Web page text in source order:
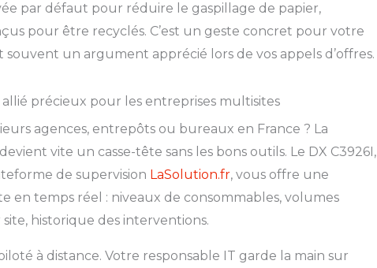
par défaut pour réduire le gaspillage de papier,
pour être recyclés. C’est un geste concret pour votre
souvent un argument apprécié lors de vos appels d’offres.
allié précieux pour les entreprises multisites
agences, entrepôts ou bureaux en France ? La
vite un casse-tête sans les bons outils. Le DX C3926I,
de supervision LaSolution.fr, vous offre une
en temps réel : niveaux de consommables, volumes
site, historique des interventions.
à distance. Votre responsable IT garde la main sur